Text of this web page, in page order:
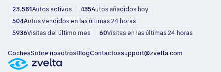
23.581Autos activos 435Autos añadidos hoy
504Autos vendidos en las últimas 24 horas
5936Visitas del último mes 60Visitas en las últimas 24 horas
CochesSobre nosotrosBlogContactossupport@zvelta.com